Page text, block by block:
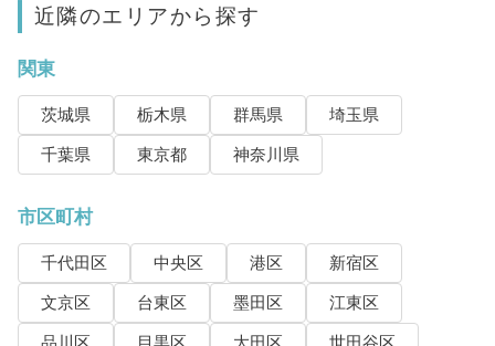
近隣のエリアから探す
関東
茨城県 栃木県 群馬県
埼玉県
千葉県
東京都 神奈川県
市区町村
千代田区 中央区 港区
新宿区
文京区
台東区 墨田区
江東区